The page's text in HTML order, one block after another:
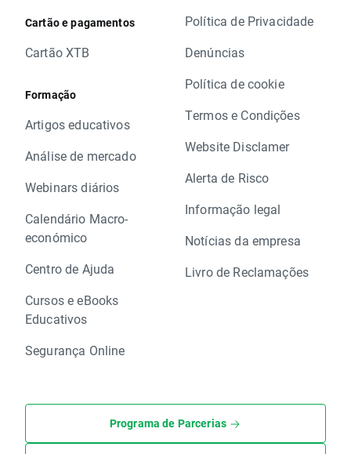
Cartão e pagamentos
Cartão XTB
Formação
Artigos educativos
Análise de mercado
Webinars diários
Calendário Macro-
económico
Centro de Ajuda
Cursos e eBooks
Educativos
Segurança Online
Política de Privacidade
Denúncias
Política de cookie
Termos e Condições
Website Disclamer
Alerta de Risco
Informação legal
Notícias da empresa
Livro de Reclamações
Programa de Parcerias